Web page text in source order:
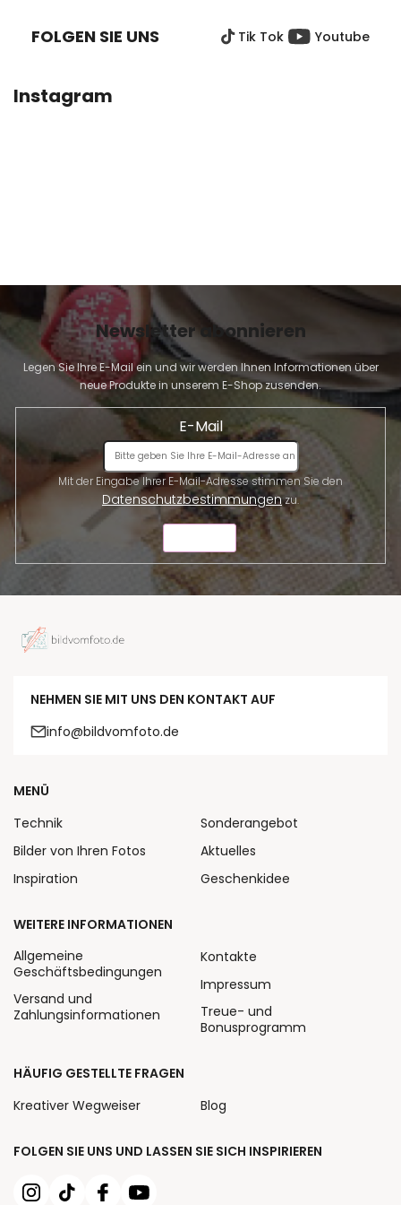
e
FOLGEN SIE UNS Tik Tok Youtube
Instagram
Newsletter abonnieren
Legen Sie Ihre E-Mail ein und wir werden Ihnen Informationen über
neue Produkte in unserem E-Shop zusenden.
E-Mail
Datenschutzbestimmungenzu.
NEHMEN SIE MIT UNS DEN KONTAKT AUF
info@bildvomfoto.de
FOLGEN SIE UNS UND LASSEN SIE SICH INSPIRIEREN
MENÜ
Technik
Bilder von Ihren Fotos
Inspiration
Sonderangebot
Aktuelles
Geschenkidee
WEITERE INFORMATIONEN
Allgemeine
Geschäftsbedingungen
Versand und
Zahlungsinformationen
Kontakte
Impressum
Treue- und
Bonusprogramm
HÄUFIG GESTELLTE FRAGEN
Kreativer Wegweiser
Blog